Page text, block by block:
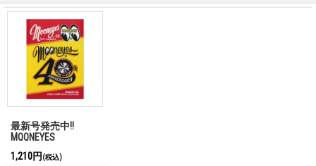
最新号発売中!!
MQQNEYES
Magazine No.28 2026
1,210円 (税込)